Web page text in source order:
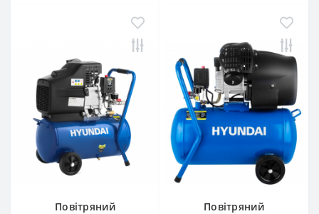
Повітряний
Повітряний